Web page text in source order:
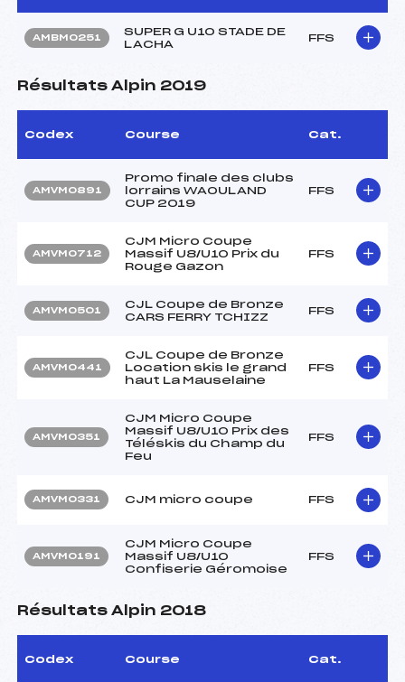
AMBM0251
SUPER G U10 STADE DE
LACHA
FFS
Résultats Alpin 2019
Codex Course Cat.
AMVM0891
Promo finale des clubs
lorrains WAOULAND
CUP 2019
FFS
AMVM0712
CJM Micro Coupe
Massif U8/U10 Prix du
Rouge Gazon
FFS
AMVM0501
CJL Coupe de Bronze
CARS FERRY TCHIZZ
FFS
AMVM0441
CJL Coupe de Bronze
Location skis le grand
haut La Mauselaine
FFS
AMVM0351
CJM Micro Coupe
Massif U8/U10 Prix des
Téléskis du Champ du
Feu
FFS
AMVM0331 CJM micro coupe FFS
AMVM0191
CJM Micro Coupe
Massif U8/U10
Confiserie Géromoise
FFS
Résultats Alpin 2018
Codex Course Cat.